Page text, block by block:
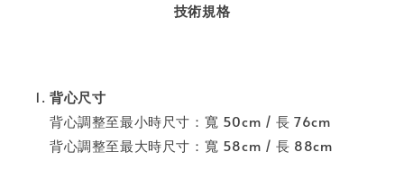
技術規格
背心尺寸
背心調整至最小時尺寸：寬 50cm / 長 76cm
背心調整至最大時尺寸：寬 58cm / 長 88cm